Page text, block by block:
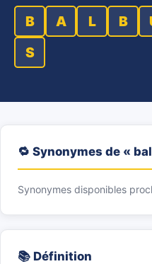
B A L B
S
🔁 Synonymes de «
Synonymes disponibles
📚 Définition